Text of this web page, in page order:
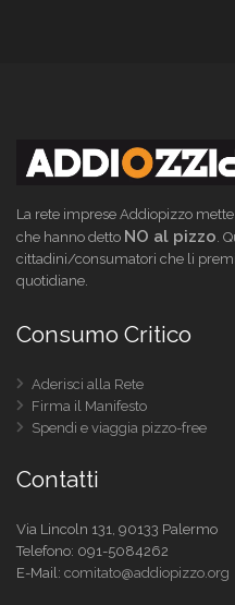
La rete imprese Addiopizzo
che hanno detto NO al pizzo.
cittadini/consumatori che li
quotidiane.
Consumo Critico
Aderisci alla Rete
Firma il Manifesto
Spendi e viaggia pizzo-free
Contatti
Via Lincoln 131, 90133 Palermo
Telefono: 091-5084262
E-Mail: comitato@addiopizzo.org